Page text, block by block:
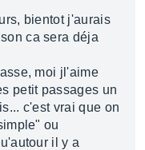
bientot j'aurais
ca sera déja
moi jl'aime
petit passages un
c'est vrai que on
ou
il y a